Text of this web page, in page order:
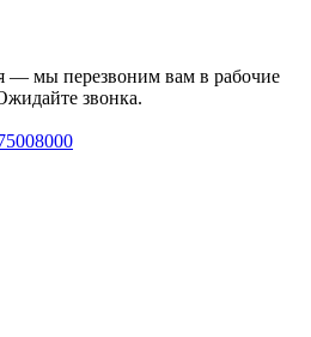
— мы перезвоним вам в рабочие
звонка.